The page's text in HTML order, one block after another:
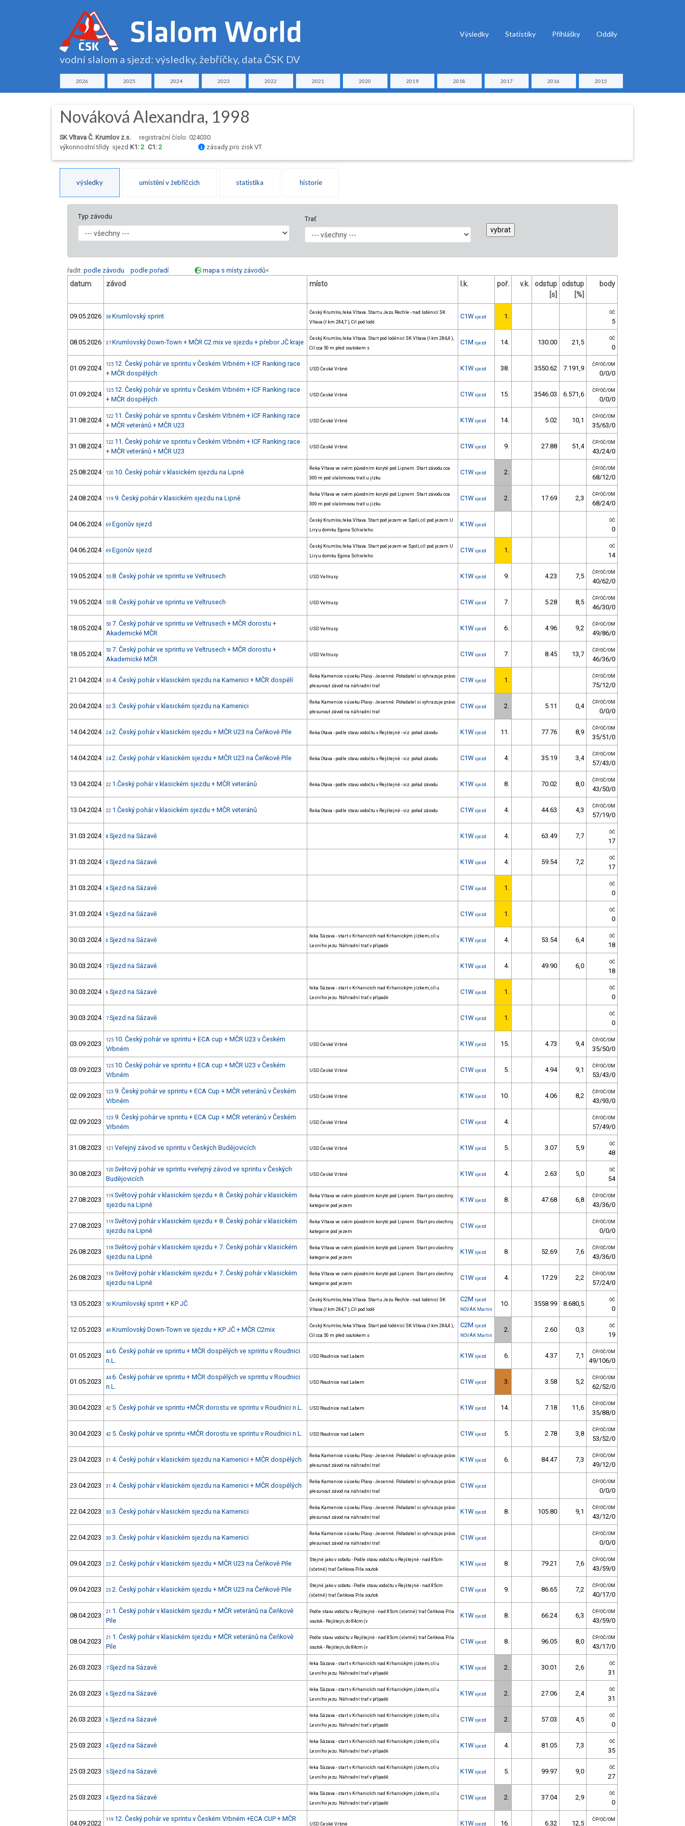
vodní slalom a sjezd: výsledky, žebříčky, data ČSK DV
Výsledky Statistiky Přihlášky Oddíly
2026 2025 2024 2023 2022 2021 2020 2019 2018 2017 2016 2015
Nováková Alexandra, 1998
SK Vltava Č. Krumlov z.s.
registrační číslo: 024030
výkonnostní třídy sjezd K1: 2 C1: 2 zásady pro zisk VT
výsledky umístění v žebříčcích statistika historie
Typ závodu Trať
řadit: podle závodu podle pořadí mapa s místy závodů<
datum závod místo l.k. poř. v.k.
odstup
[s]
odstup
[%]
body
09.05.2026 38 Krumlovský sprint
Český Krumlov, řeka Vltava. Start u Jezu Rechle - nad loděnicí SK
Vltava (ř.km 284,7 ), Cíl pod lodě
C1W sjezd 1. OČ
5
08.05.2026 37 Krumlovský Down-Town + MČR C2 mix ve sjezdu + přebor JČ kraje
Český Krumlov, řeka Vltava. Start pod loděnicí SK Vltava (ř.km 284,4 ),
Cíl cca 50 m před soutokem s
C1M sjezd 14. 130.00 21,5 OČ
0
01.09.2024 125 12. Český pohár ve sprintu v Českém Vrbném + ICF Ranking race
+ MČR dospělých
USD České Vrbné K1W sjezd 38. 3550.62 7.191,9 ČP/OČ/OM
0/0/0
01.09.2024 125 12. Český pohár ve sprintu v Českém Vrbném + ICF Ranking race
+ MČR dospělých
USD České Vrbné C1W sjezd 15. 3546.03 6.571,6 ČP/OČ/OM
0/0/0
31.08.2024 122 11. Český pohár ve sprintu v Českém Vrbném + ICF Ranking race
+ MČR veteránů + MČR U23
USD České Vrbné K1W sjezd 14. 5.02 10,1 ČP/OČ/OM
35/63/0
31.08.2024 122 11. Český pohár ve sprintu v Českém Vrbném + ICF Ranking race
+ MČR veteránů + MČR U23
USD České Vrbné C1W sjezd 9. 27.88 51,4 ČP/OČ/OM
43/24/0
25.08.2024 120 10. Český pohár v klasickém sjezdu na Lipně
Řeka Vltava ve svém původním korytě pod Lipnem. Start závodu cca
300 m pod slalomovou tratí u jízku
C1W sjezd 2. ČP/OČ/OM
68/12/0
24.08.2024 119 9. Český pohár v klasickém sjezdu na Lipně
Řeka Vltava ve svém původním korytě pod Lipnem. Start závodu cca
300 m pod slalomovou tratí u jízku
C1W sjezd 2. 17.69 2,3 ČP/OČ/OM
68/24/0
04.06.2024 69 Egonův sjezd
Český Krumlov, řeka Vltava. Start pod jezem ve Spolí, cíl pod jezem U
Liry u domku Egona Schieleho:
K1W sjezd
OČ
0
04.06.2024 69 Egonův sjezd
Český Krumlov, řeka Vltava. Start pod jezem ve Spolí, cíl pod jezem U
Liry u domku Egona Schieleho:
C1W sjezd 1. OČ
14
19.05.2024 55 8. Český pohár ve sprintu ve Veltrusech USD Veltrusy K1W sjezd 9. 4.23 7,5 ČP/OČ/OM
40/62/0
19.05.2024 55 8. Český pohár ve sprintu ve Veltrusech USD Veltrusy C1W sjezd 7. 5.28 8,5 ČP/OČ/OM
46/30/0
18.05.2024 53 7. Český pohár ve sprintu ve Veltrusech + MČR dorostu +
Akademické MČR
USD Veltrusy K1W sjezd 6. 4.96 9,2 ČP/OČ/OM
49/86/0
18.05.2024 53 7. Český pohár ve sprintu ve Veltrusech + MČR dorostu +
Akademické MČR
USD Veltrusy C1W sjezd 7. 8.45 13,7 ČP/OČ/OM
46/36/0
21.04.2024 33 4. Český pohár v klasickém sjezdu na Kamenici + MČR dospělí
Řeka Kamenice v úseku Plavy - Jesenné. Pořadatel si vyhrazuje právo
přesunout závod na náhradní trať
C1W sjezd 1. ČP/OČ/OM
75/12/0
20.04.2024 32 3. Český pohár v klasickém sjezdu na Kamenici
Řeka Kamenice v úseku Plavy - Jesenné. Pořadatel si vyhrazuje právo
přesunout závod na náhradní trať
C1W sjezd 2. 5.11 0,4 ČP/OČ/OM
0/0/0
14.04.2024 24 2. Český pohár v klasickém sjezdu + MČR U23 na Čeňkově Pile Řeka Otava - podle stavu vodočtu v Rejštejně - viz. pořad závodu K1W sjezd 11. 77.76 8,9 ČP/OČ/OM
35/51/0
14.04.2024 24 2. Český pohár v klasickém sjezdu + MČR U23 na Čeňkově Pile Řeka Otava - podle stavu vodočtu v Rejštejně - viz. pořad závodu C1W sjezd 4. 35.19 3,4 ČP/OČ/OM
57/43/0
13.04.2024 22 1.Český pohár v klasickém sjezdu + MČR veteránů Řeka Otava - podle stavu vodočtu v Rejštejně - viz. pořad závodu K1W sjezd 8. 70.02 8,0 ČP/OČ/OM
43/50/0
13.04.2024 22 1.Český pohár v klasickém sjezdu + MČR veteránů Řeka Otava - podle stavu vodočtu v Rejštejně - viz. pořad závodu C1W sjezd 4. 44.63 4,3 ČP/OČ/OM
57/19/0
31.03.2024 8 Sjezd na Sázavě K1W sjezd 4. 63.49 7,7 OČ
17
31.03.2024 9 Sjezd na Sázavě K1W sjezd 4. 59.54 7,2 OČ
17
31.03.2024 8 Sjezd na Sázavě C1W sjezd 1. OČ
0
31.03.2024 9 Sjezd na Sázavě C1W sjezd 1. OČ
0
30.03.2024 6 Sjezd na Sázavě
řeka Sázava - start v Krhanicích nad Krhanickým jízkem, cíl u
Lesního jezu. Náhradní trať v případě
K1W sjezd 4. 53.54 6,4 OČ
18
30.03.2024 7 Sjezd na Sázavě K1W sjezd 4. 49.90 6,0 OČ
18
30.03.2024 6 Sjezd na Sázavě
řeka Sázava - start v Krhanicích nad Krhanickým jízkem, cíl u
Lesního jezu. Náhradní trať v případě
C1W sjezd 1. OČ
0
30.03.2024 7 Sjezd na Sázavě C1W sjezd 1. OČ
0
03.09.2023 125 10. Český pohár ve sprintu + ECA cup + MČR U23 v Českém
Vrbném
USD České Vrbné K1W sjezd 15. 4.73 9,4 ČP/OČ/OM
35/50/0
03.09.2023 125 10. Český pohár ve sprintu + ECA cup + MČR U23 v Českém
Vrbném
USD České Vrbné C1W sjezd 5. 4.94 9,1 ČP/OČ/OM
53/43/0
02.09.2023 123 9. Český pohár ve sprintu + ECA Cup + MČR veteránů v Českém
Vrbném
USD České Vrbné K1W sjezd 10. 4.06 8,2 ČP/OČ/OM
43/93/0
02.09.2023 123 9. Český pohár ve sprintu + ECA Cup + MČR veteránů v Českém
Vrbném
USD České Vrbné C1W sjezd 4. ČP/OČ/OM
57/49/0
31.08.2023 121 Veřejný závod ve sprintu v Českých Budějovicích USD České Vrbné K1W sjezd 5. 3.07 5,9 OČ
48
30.08.2023 120 Světový pohár ve sprintu +veřejný závod ve sprintu v Českých
Budějovicích
USD České Vrbné K1W sjezd 4. 2.63 5,0 OČ
54
27.08.2023 119 Světový pohár v klasickém sjezdu + 8. Český pohár v klasickém
sjezdu na Lipně
Řeka Vltava ve svém původním korytě pod Lipnem. Start pro všechny
kategorie pod jezem
K1W sjezd 8. 47.68 6,8 ČP/OČ/OM
43/36/0
27.08.2023 119 Světový pohár v klasickém sjezdu + 8. Český pohár v klasickém
sjezdu na Lipně
Řeka Vltava ve svém původním korytě pod Lipnem. Start pro všechny
kategorie pod jezem
C1W sjezd
ČP/OČ/OM
0/0/0
26.08.2023 118 Světový pohár v klasickém sjezdu + 7. Český pohár v klasickém
sjezdu na Lipně
Řeka Vltava ve svém původním korytě pod Lipnem. Start pro všechny
kategorie pod jezem
K1W sjezd 8. 52.69 7,6 ČP/OČ/OM
43/36/0
26.08.2023 118 Světový pohár v klasickém sjezdu + 7. Český pohár v klasickém
sjezdu na Lipně
Řeka Vltava ve svém původním korytě pod Lipnem. Start pro všechny
kategorie pod jezem
C1W sjezd 4. 17.29 2,2 ČP/OČ/OM
57/24/0
13.05.2023 50 Krumlovský sprint + KP JČ
Český Krumlov, řeka Vltava. Start u Jezu Rechle - nad loděnicí SK
Vltava (ř.km 284,7 ), Cíl pod lodě
C2M sjezd
NOVÁK Martin
10. 3558.99 8.680,5 OČ
0
12.05.2023 49 Krumlovský Down-Town ve sjezdu + KP JČ + MČR C2mix
Český Krumlov, řeka Vltava. Start pod loděnicí SK Vltava (ř.km 284,4 ),
Cíl cca 50 m před soutokem s
C2M sjezd
NOVÁK Martin
2. 2.60 0,3 OČ
19
01.05.2023 44 6. Český pohár ve sprintu + MČR dospělých ve sprintu v Roudnici
n.L.
USD Roudnice nad Labem K1W sjezd 6. 4.37 7,1 ČP/OČ/OM
49/106/0
01.05.2023 44 6. Český pohár ve sprintu + MČR dospělých ve sprintu v Roudnici
n.L.
USD Roudnice nad Labem C1W sjezd 3. 3.58 5,2 ČP/OČ/OM
62/52/0
30.04.2023 42 5. Český pohár ve sprintu +MČR dorostu ve sprintu v Roudnici n.L. USD Roudnice nad Labem K1W sjezd 14. 7.18 11,6 ČP/OČ/OM
35/88/0
30.04.2023 42 5. Český pohár ve sprintu +MČR dorostu ve sprintu v Roudnici n.L. USD Roudnice nad Labem C1W sjezd 5. 2.78 3,8 ČP/OČ/OM
53/52/0
23.04.2023 31 4. Český pohár v klasickém sjezdu na Kamenici + MČR dospělých
Řeka Kamenice v úseku Plavy - Jesenné. Pořadatel si vyhrazuje právo
přesunout závod na náhradní trať
K1W sjezd 6. 84.47 7,3 ČP/OČ/OM
49/12/0
23.04.2023 31 4. Český pohár v klasickém sjezdu na Kamenici + MČR dospělých
Řeka Kamenice v úseku Plavy - Jesenné. Pořadatel si vyhrazuje právo
přesunout závod na náhradní trať
C1W sjezd
ČP/OČ/OM
0/0/0
22.04.2023 30 3. Český pohár v klasickém sjezdu na Kamenici
Řeka Kamenice v úseku Plavy - Jesenné. Pořadatel si vyhrazuje právo
přesunout závod na náhradní trať
K1W sjezd 8. 105.80 9,1 ČP/OČ/OM
43/12/0
22.04.2023 30 3. Český pohár v klasickém sjezdu na Kamenici
Řeka Kamenice v úseku Plavy - Jesenné. Pořadatel si vyhrazuje právo
přesunout závod na náhradní trať
C1W sjezd
ČP/OČ/OM
0/0/0
09.04.2023 23 2. Český pohár v klasickém sjezdu + MČR U23 na Čeňkově Pile
Stejně jako v sobotu - Podle stavu vodočtu v Rejštejně - nad 85cm
(včetně) trať Čeňkova Pila soutok
K1W sjezd 8. 79.21 7,6 ČP/OČ/OM
43/59/0
09.04.2023 23 2. Český pohár v klasickém sjezdu + MČR U23 na Čeňkově Pile
Stejně jako v sobotu - Podle stavu vodočtu v Rejštejně - nad 85cm
(včetně) trať Čeňkova Pila soutok
C1W sjezd 9. 86.65 7,2 ČP/OČ/OM
40/17/0
08.04.2023 21 1. Český pohár v klasickém sjezdu + MČR veteránů na Čeňkově
Pile
Podle stavu vodočtu v Rejštejně - nad 85cm (včetně) trať Čeňkova Pila
soutok - Rejštejn, do 84cm (v
K1W sjezd 8. 66.24 6,3 ČP/OČ/OM
43/59/0
08.04.2023 21 1. Český pohár v klasickém sjezdu + MČR veteránů na Čeňkově
Pile
Podle stavu vodočtu v Rejštejně - nad 85cm (včetně) trať Čeňkova Pila
soutok - Rejštejn, do 84cm (v
C1W sjezd 8. 96.05 8,0 ČP/OČ/OM
43/17/0
26.03.2023 7 Sjezd na Sázavě
řeka Sázava - start v Krhanicích nad Krhanickým jízkem, cíl u
Lesního jezu. Náhradní trať v případě
K1W sjezd 2. 30.01 2,6 OČ
31
26.03.2023 6 Sjezd na Sázavě
řeka Sázava - start v Krhanicích nad Krhanickým jízkem, cíl u
Lesního jezu. Náhradní trať v případě
K1W sjezd 2. 27.06 2,4 OČ
31
26.03.2023 6 Sjezd na Sázavě
řeka Sázava - start v Krhanicích nad Krhanickým jízkem, cíl u
Lesního jezu. Náhradní trať v případě
C1W sjezd 2. 57.03 4,5 OČ
0
25.03.2023 4 Sjezd na Sázavě
řeka Sázava - start v Krhanicích nad Krhanickým jízkem, cíl u
Lesního jezu. Náhradní trať v případě
K1W sjezd 4. 81.05 7,3 OČ
35
25.03.2023 5 Sjezd na Sázavě
řeka Sázava - start v Krhanicích nad Krhanickým jízkem, cíl u
Lesního jezu. Náhradní trať v případě
K1W sjezd 5. 99.97 9,0 OČ
27
25.03.2023 4 Sjezd na Sázavě
řeka Sázava - start v Krhanicích nad Krhanickým jízkem, cíl u
Lesního jezu. Náhradní trať v případě
C1W sjezd 2. 37.04 2,9 OČ
0
04.09.2022 119 12. Český pohár ve sprintu v Českém Vrbném +ECA CUP + MČR
USD České Vrbné K1W sjezd 16. 6.32 12,5 ČP/OČ/OM